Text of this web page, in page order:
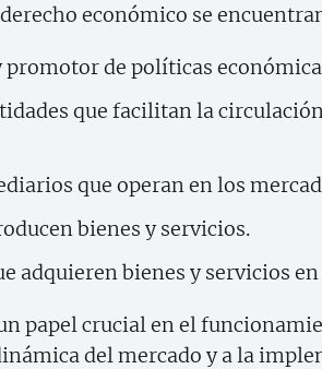
económico se
promotor de políticas
que facilitan la
que operan en los
bienes y servicios.
adquieren bienes y servicios
papel crucial en el
del mercado y a la